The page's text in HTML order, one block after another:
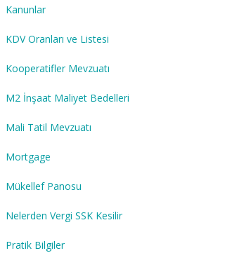
Kanunlar
KDV Oranları ve Listesi
Kooperatifler Mevzuatı
M2 İnşaat Maliyet Bedelleri
Mali Tatil Mevzuatı
Mortgage
Mükellef Panosu
Nelerden Vergi SSK Kesilir
Pratik Bilgiler